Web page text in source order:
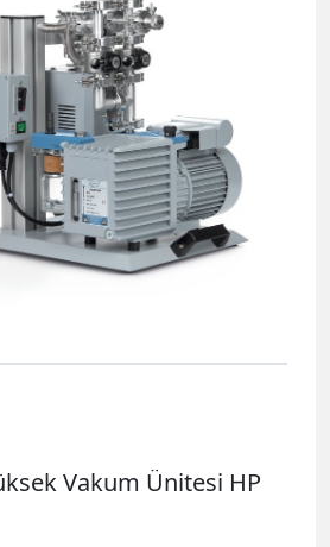
Vakum Ünitesi HP